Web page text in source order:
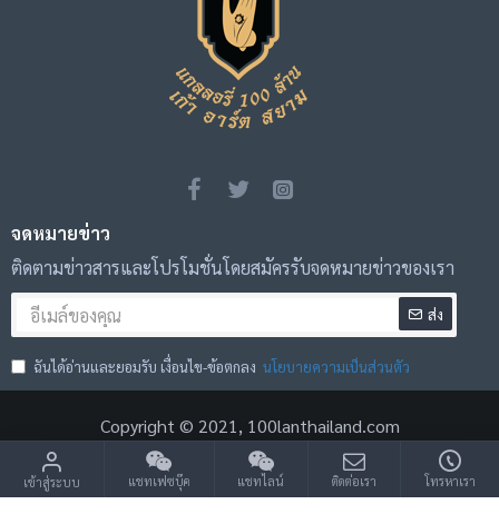
จดหมายข่าว
ติดตามข่าวสารและโปรโมชั่นโดยสมัครรับจดหมายข่าวของเรา
ส่ง
ฉันได้อ่านและยอมรับ เงื่อนไข-ข้อตกลง นโยบายความเป็นส่วนตัว
Copyright © 2021, 100lanthailand.com
เข้าสู่ระบบ แชทเฟซบุ๊ค แชทไลน์ ติดต่อเรา โทรหาเรา